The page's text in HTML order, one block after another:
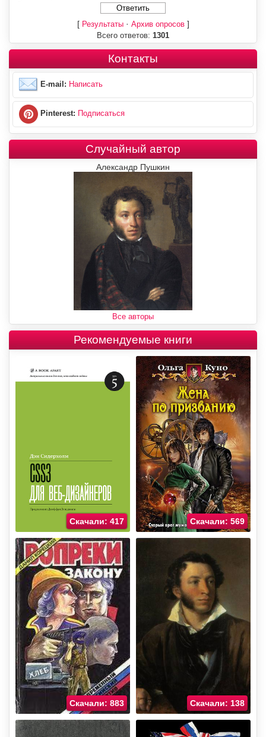
[ Результаты· Архив опросов]
Всего ответов: 1301
Контакты
E-mail: Написать
Pinterest: Подписаться
Случайный автор
Александр Пушкин
Все авторы
Рекомендуемые книги
Скачали: 417 Скачали: 569
Скачали: 883 Скачали: 138